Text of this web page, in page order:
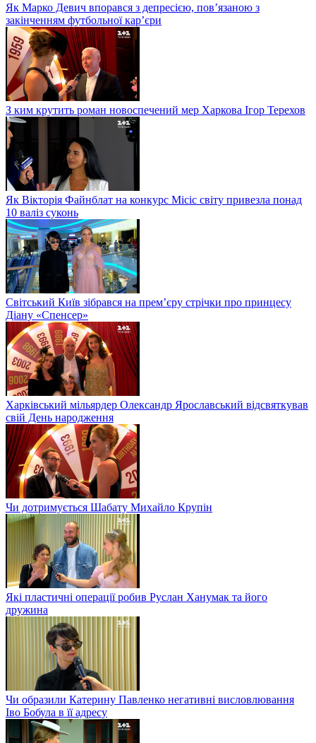
Як Марко Девич впорався з депресією, пов’язаною з
закінченням футбольної кар’єри
З ким крутить роман новоспечений мер Харкова Ігор Терехов
Як Вікторія Файнблат на конкурс Місіс світу привезла понад
10 валіз суконь
Світський Київ зібрався на прем’єру стрічки про принцесу
Діану «Спенсер»
Харківський мільярдер Олександр Ярославський відсвяткував
свій День народження
Чи дотримується Шабату Михайло Крупін
Які пластичні операції робив Руслан Ханумак та його
дружина
Чи образили Катерину Павленко негативні висловлювання
Іво Бобула в її адресу